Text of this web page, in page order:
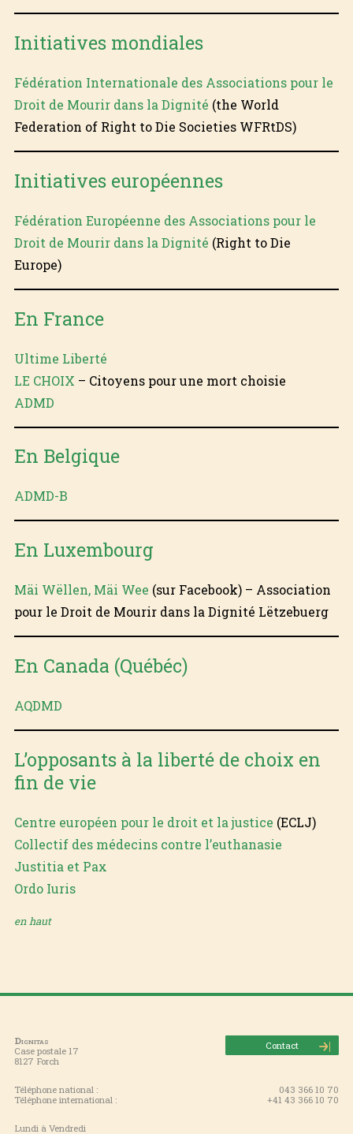
Initiatives mondiales
Fédération Internationale des Associations pour le
Droit de Mourir dans la Dignité (the World
Federation of Right to Die Societies WFRtDS)
Initiatives européennes
Fédération Européenne des Associations pour le
Droit de Mourir dans la Dignité (Right to Die
Europe)
En France
Ultime Liberté
LE CHOIX – Citoyens pour une mort choisie
ADMD
En Belgique
ADMD-B
En Luxembourg
Mäi Wëllen, Mäi Wee (sur Facebook) – Association
pour le Droit de Mourir dans la Dignité Lëtzebuerg
En Canada (Québéc)
AQDMD
L’opposants à la liberté de choix en
fin de vie
Centre européen pour le droit et la justice (ECLJ)
Collectif des médecins contre l’euthanasie
Justitia et Pax
Ordo Iuris
en haut
Dignitas
Case postale 17
8127 Forch
Contact
Téléphone national :
043 366 10 70
Téléphone international :
+41 43 366 10 70
Lundi à Vendredi